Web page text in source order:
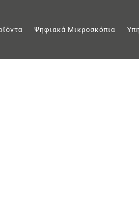
Ψηφιακά Μικροσκόπια